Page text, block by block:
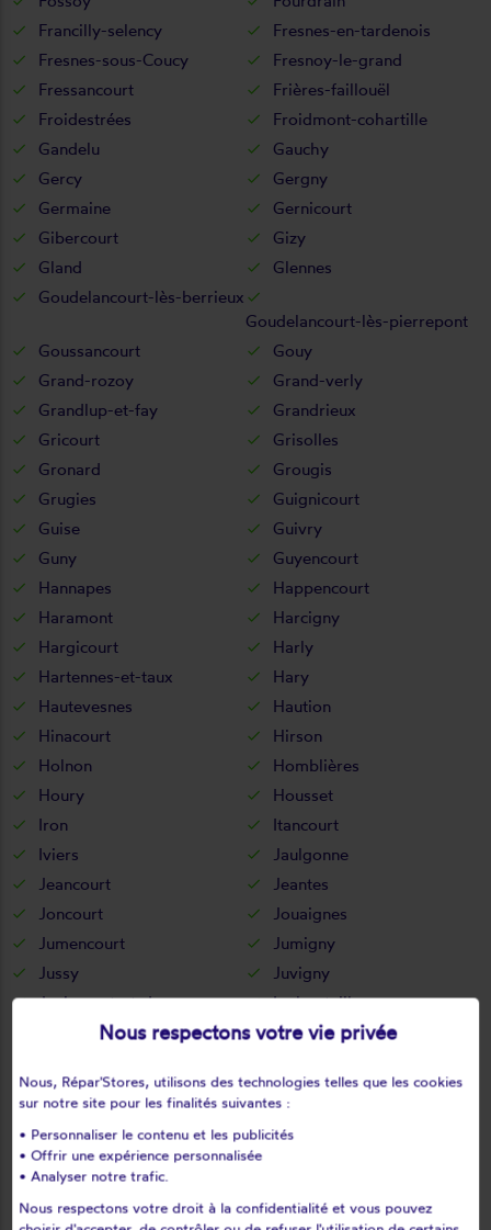
Francilly-selency
Fresnes-en-tardenois
Fresnes-sous-Coucy
Fresnoy-le-grand
Fressancourt
Frières-faillouël
Froidestrées
Froidmont-cohartille
Gandelu
Gauchy
Gercy
Gergny
Germaine
Gernicourt
Gibercourt
Gizy
Gland
Glennes
Goudelancourt-lès-berrieux
Goudelancourt-lès-pierrepont
Goussancourt
Gouy
Grand-rozoy
Grand-verly
Grandlup-et-fay
Grandrieux
Gricourt
Grisolles
Gronard
Grougis
Grugies
Guignicourt
Guise
Guivry
Guny
Guyencourt
Hannapes
Happencourt
Haramont
Harcigny
Hargicourt
Harly
Hartennes-et-taux
Hary
Hautevesnes
Haution
Hinacourt
Hirson
Holnon
Homblières
Houry
Housset
Iron
Itancourt
Iviers
Jaulgonne
Jeancourt
Jeantes
Joncourt
Jouaignes
Jumencourt
Jumigny
Jussy
Juvigny
Juvincourt-et-damary
La bouteille
La capelle
La celle-sous-montmirail
La croix-sur-ourcq
La fère
La hérie
La neuville-bosmont
La neuville-housset
La neuville-lès-dorengt
Nous respectons votre vie privée
Nous, Répar'Stores, utilisons des technologies telles que les cookies
sur notre site pour les finalités suivantes :
• Personnaliser le contenu et les publicités
• Offrir une expérience personnalisée
• Analyser notre trafic.
Nous respectons votre droit à la confidentialité et vous pouvez